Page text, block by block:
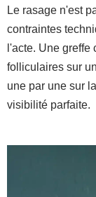
Le rasage n'est
contraintes
l'acte. Une
folliculaires sur
une par une sur
visibilité parfaite.